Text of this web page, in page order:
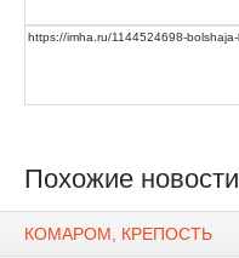
Похожие новости
КОМАРОМ, КРЕПОСТЬ